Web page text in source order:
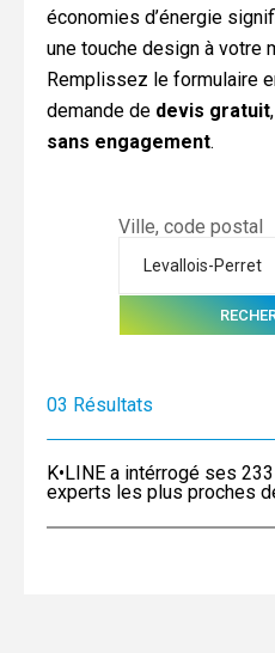
économies d’énergie
une touche design à votre
Remplissez le formulaire
demande de devis gratuit
sans engagement.
Ville, code postal
03 Résultats
K•LINE a intérrogé ses
experts les plus proches